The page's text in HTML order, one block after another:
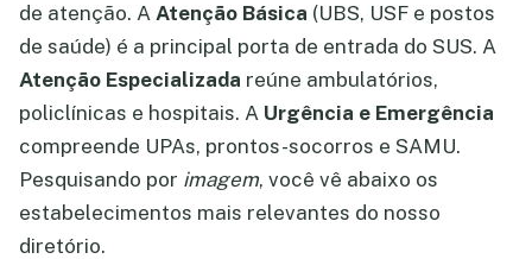
de atenção. A Atenção Básica (UBS, USF e postos
de saúde) é a principal porta de entrada do SUS. A
Atenção Especializada reúne ambulatórios,
policlínicas e hospitais. A Urgência e Emergência
compreende UPAs, prontos-socorros e SAMU.
Pesquisando por imagem, você vê abaixo os
estabelecimentos mais relevantes do nosso
diretório.